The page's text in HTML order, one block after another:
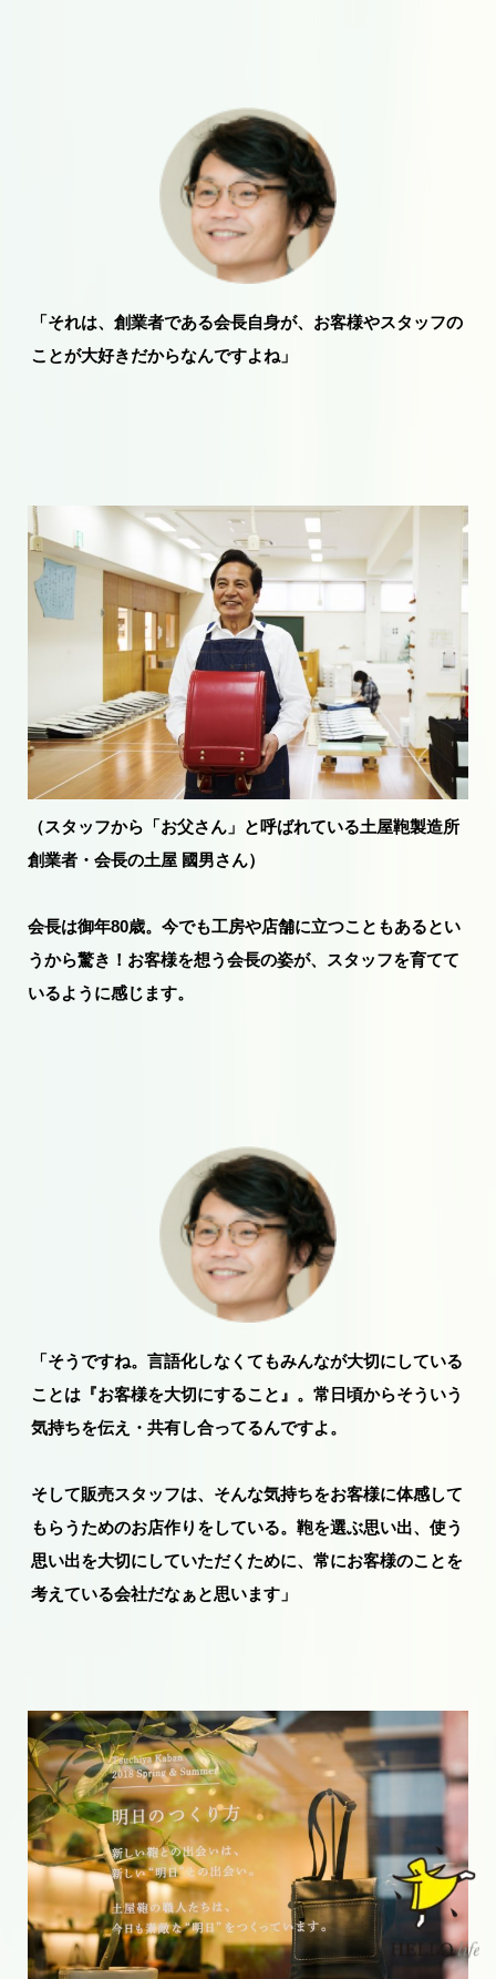
「それは、創業者である会長自身が、お客様やスタッフの
ことが大好きだからなんですよね」
（スタッフから「お父さん」と呼ばれている土屋鞄製造所
創業者・会長の土屋 國男さん）
会長は御年80歳。今でも工房や店舗に立つこともあるとい
うから驚き！お客様を想う会長の姿が、スタッフを育てて
いるように感じます。
「そうですね。言語化しなくてもみんなが大切にしている
ことは『お客様を大切にすること』。常日頃からそういう
気持ちを伝え・共有し合ってるんですよ。
そして販売スタッフは、そんな気持ちをお客様に体感して
もらうためのお店作りをしている。 鞄を選ぶ思い出、使う
思い出を大切にしていただくために、常にお客様のことを
考えている会社だなぁと思います」